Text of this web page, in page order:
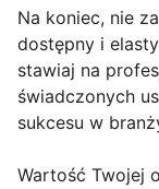
Na koniec, nie
dostępny i
stawiaj na
świadczonych
sukcesu w
Wartość Twojej